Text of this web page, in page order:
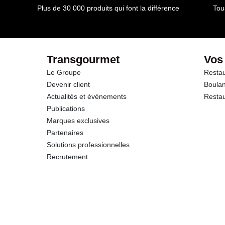
dont Acides gras saturés
dont Sucres
Fibres
Protéines
Plus de 30 000 produits qui font la différence
Transgourmet
Le Groupe
Devenir client
Actualités et événements
Publications
Marques exclusives
Partenaires
Solutions professionnelles
Recrutement